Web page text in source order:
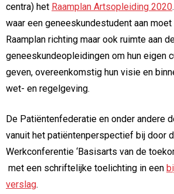
centra) het Raamplan Artsopleiding 2020
waar een geneeskundestudent aan
Raamplan richting maar ook ruimte aan
geneeskundeopleidingen om hun eigen
geven, overeenkomstig hun visie en
wet- en regelgeving.
De Patiëntenfederatie en onder andere
vanuit het patiëntenperspectief bij door
Werkconferentie ‘Basisarts van de
met een schriftelijke toelichting in een
verslag.